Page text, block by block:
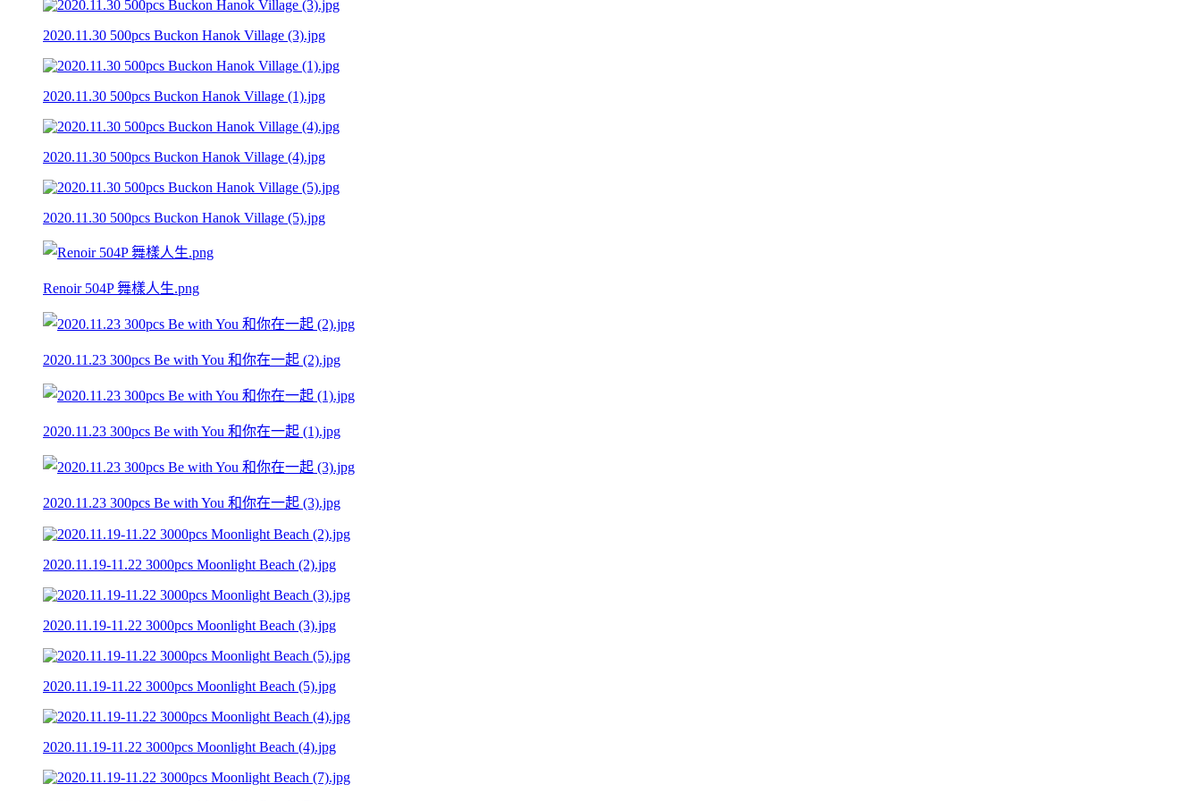
2020.11.30 500pcs Buckon Hanok Village (3).jpg
2020.11.30 500pcs Buckon Hanok Village (1).jpg
2020.11.30 500pcs Buckon Hanok Village (4).jpg
2020.11.30 500pcs Buckon Hanok Village (5).jpg
Renoir 504P 舞樣人生.png
2020.11.23 300pcs Be with You 和你在一起 (2).jpg
2020.11.23 300pcs Be with You 和你在一起 (1).jpg
2020.11.23 300pcs Be with You 和你在一起 (3).jpg
2020.11.19-11.22 3000pcs Moonlight Beach (2).jpg
2020.11.19-11.22 3000pcs Moonlight Beach (3).jpg
2020.11.19-11.22 3000pcs Moonlight Beach (5).jpg
2020.11.19-11.22 3000pcs Moonlight Beach (4).jpg